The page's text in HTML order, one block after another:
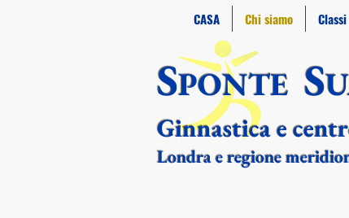
CASA Chi siamo Classi
SPONTE S
Ginnastica e
Londra e regione